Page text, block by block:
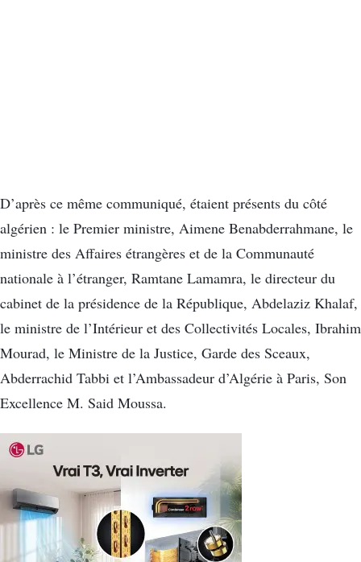
D’après ce même communiqué, étaient présents du côté
algérien : le Premier ministre, Aimene Benabderrahmane, le
ministre des Affaires étrangères et de la Communauté
nationale à l’étranger, Ramtane Lamamra, le directeur du
cabinet de la présidence de la République, Abdelaziz Khalaf,
le ministre de l’Intérieur et des Collectivités Locales, Ibrahim
Mourad, le Ministre de la Justice, Garde des Sceaux,
Abderrachid Tabbi et l’Ambassadeur d’Algérie à Paris, Son
Excellence M. Said Moussa.